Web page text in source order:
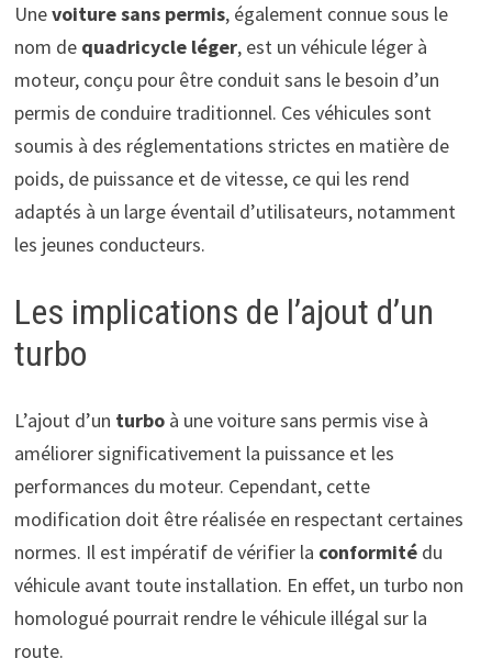
Unevoiture sans permis, également connue sous le
nom de quadricycle léger, est un véhicule léger à
moteur, conçu pour être conduit sans le besoin d’un
permis de conduire traditionnel. Ces véhicules sont
soumis à des réglementations strictes en matière de
poids, de puissance et de vitesse, ce qui les rend
adaptés à un large éventail d’utilisateurs, notamment
les jeunes conducteurs.
Les implications de l’ajout d’un
turbo
L’ajout d’un turboà une voiture sans permis vise à
améliorer significativement la puissance et les
performances du moteur. Cependant, cette
modification doit être réalisée en respectant certaines
normes. Il est impératif de vérifier la conformitédu
véhicule avant toute installation. En effet, un turbo non
homologué pourrait rendre le véhicule illégal sur la
route.